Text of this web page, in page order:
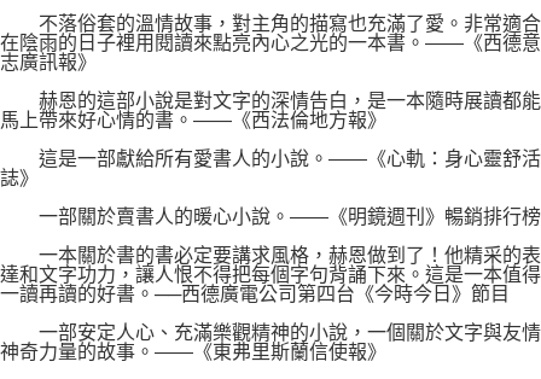
不落俗套的溫情故事，對主角的描寫也充滿了愛。非常適合
在陰雨的日子裡用閱讀來點亮內心之光的一本書。――《西德意
志廣訊報》
赫恩的這部小說是對文字的深情告白，是一本隨時展讀都能
馬上帶來好心情的書。――《西法倫地方報》
這是一部獻給所有愛書人的小說。――《心軌：身心靈舒活
誌》
一部關於賣書人的暖心小說。――《明鏡週刊》暢銷排行榜
一本關於書的書必定要講求風格，赫恩做到了！他精采的表
達和文字功力，讓人恨不得把每個字句背誦下來。這是一本值得
一讀再讀的好書。──西德廣電公司第四台《今時今日》節目
一部安定人心、充滿樂觀精神的小說，一個關於文字與友情
神奇力量的故事。――《東弗里斯蘭信使報》